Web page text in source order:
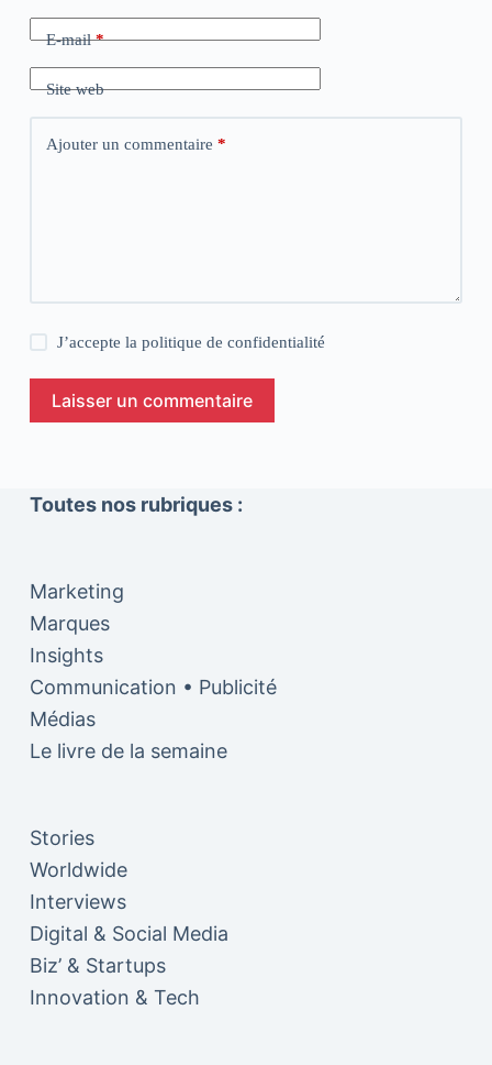
E-mail*
Site web
Ajouter un commentaire *
J’accepte lapolitique de confidentialité
Laisser un commentaire
Toutes nos rubriques :
Marketing
Marques
Insights
Communication • Publicité
Médias
Le livre de la semaine
Stories
Worldwide
Interviews
Digital & Social Media
Biz’ & Startups
Innovation & Tech